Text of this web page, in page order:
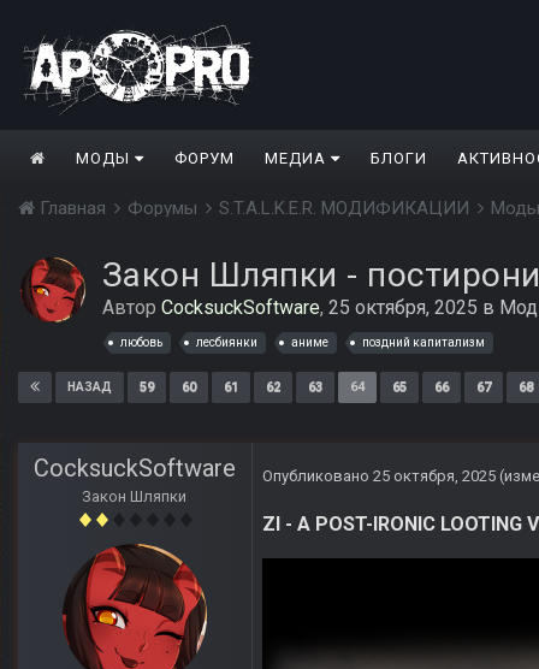
МОДЫ ФОРУМ МЕДИА БЛОГИ
Главная Форумы S.T.A.L.K.E.R. МОДИФИКАЦИИ
Закон Шляпки -
Автор CocksuckSoftware, 25 октября, 2025 в
любовь лесбиянки аниме поздний капитализм
НАЗАД 59 60 61 62 63 64 65 66 67 68
CocksuckSoftware
Закон Шляпки
Опубликовано 25 октября, 2025
ZI - A POST-IRONIC LOOTING